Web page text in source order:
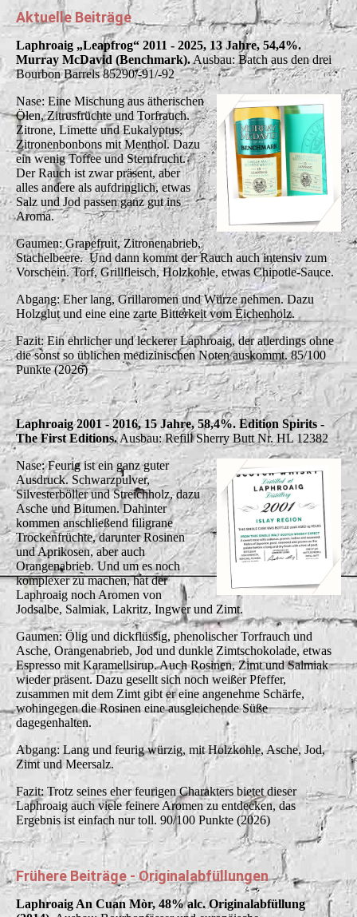
Aktuelle Beiträge
Laphroaig „Leapfrog“ 2011 - 2025, 13 Jahre, 54,4%.
Murray McDavid (Benchmark).Ausbau: Batch aus den drei
Bourbon Barrels 85290/-91/-92
Nase: Eine Mischung aus ätherischen
Ölen, Zitrusfrüchte und Torfrauch.
Zitrone, Limette und Eukalyptus,
Zitronenbonbons mit Menthol. Dazu
ein wenig Toffee und Sternfrucht.
Der Rauch ist zwar präsent, aber
alles andere als aufdringlich, etwas
Salz und Jod passen ganz gut ins
Aroma.
Gaumen: Grapefruit, Zitronenabrieb,
Stachelbeere. Und dann kommt der Rauch auch intensiv zum
Vorschein. Torf, Grillfleisch, Holzkohle, etwas Chipotle-Sauce.
Abgang: Eher lang, Grillaromen und Würze nehmen. Dazu
Holzglut und eine eine zarte Bitterkeit vom Eichenholz.
Fazit: Ein ehrlicher und leckerer Laphroaig, der allerdings ohne
die sonst so üblichen medizinischen Noten auskommt. 85/100
Punkte (2026)
Laphroaig 2001 - 2016, 15 Jahre, 58,4%. Edition Spirits -
The First Editions.Ausbau: Refill Sherry Butt Nr. HL 12382
Nase: Feurig ist ein ganz guter
Ausdruck. Schwarzpulver,
Silvesterböller und Streichholz, dazu
Asche und Bitumen. Dahinter
kommen anschließend filigrane
Trockenfrüchte, darunter Rosinen
und Aprikosen, aber auch
Orangenabrieb. Und um es noch
komplexer zu machen, hat der
Laphroaig noch Aromen von
Jodsalbe, Salmiak, Lakritz, Ingwer und Zimt.
Gaumen: Ölig und dickflüssig, phenolischer Torfrauch und
Asche, Orangenabrieb, Jod und dunkle Zimtschokolade, etwas
Espresso mit Karamellsirup. Auch Rosinen, Zimt und Salmiak
wieder präsent. Dazu gesellt sich noch weißer Pfeffer,
zusammen mit dem Zimt gibt er eine angenehme Schärfe,
wohingegen die Rosinen eine ausgleichende Süße
dagegenhalten.
Abgang: Lang und feurig würzig, mit Holzkohle, Asche, Jod,
Zimt und Meersalz.
Fazit: Trotz seines eher feurigen Charakters bietet dieser
Laphroaig auch viele feinere Aromen zu entdecken, das
Ergebnis ist einfach nur toll. 90/100 Punkte (2026)
Frühere Beiträge - Originalabfüllungen
Laphroaig An Cuan Mòr, 48% alc. Originalabfüllung